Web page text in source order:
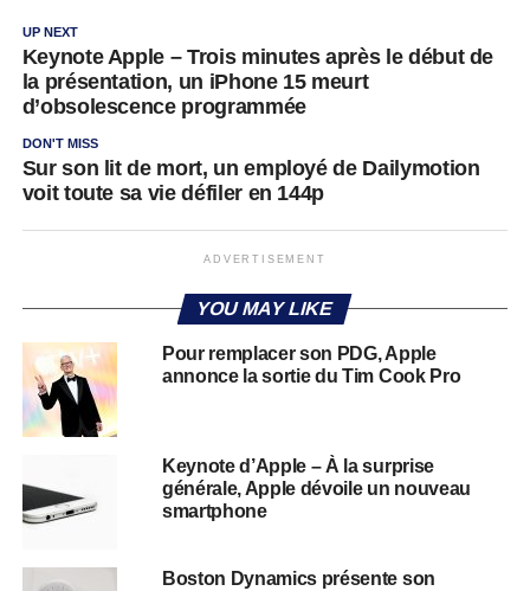
UP NEXT
Keynote Apple – Trois minutes après le début de
la présentation, un iPhone 15 meurt
d’obsolescence programmée
DON'T MISS
Sur son lit de mort, un employé de Dailymotion
voit toute sa vie défiler en 144p
ADVERTISEMENT
YOU MAY LIKE
Pour remplacer son PDG, Apple
annonce la sortie du Tim Cook Pro
Keynote d’Apple – À la surprise
générale, Apple dévoile un nouveau
smartphone
Boston Dynamics présente son